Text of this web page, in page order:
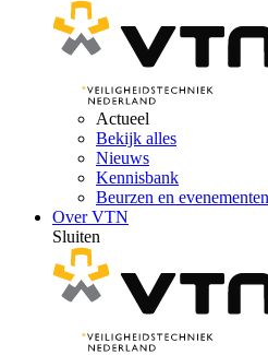
Actueel
Bekijk alles
Nieuws
Kennisbank
Beurzen en evenementen
Over VTN
Sluiten